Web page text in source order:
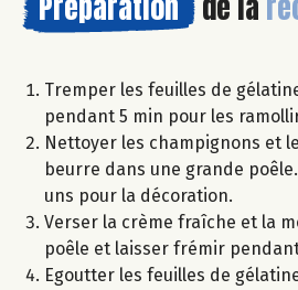
Tremper les feuilles de
pendant 5 min pour les
Nettoyer les champignons et
beurre dans une grande
uns pour la décoration.
Verser la crème fraîche et la
poêle et laisser frémir
Egoutter les feuilles de